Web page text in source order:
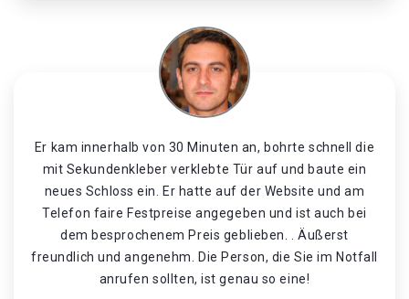
Er kam innerhalb von 30 Minuten an, bohrte schnell die
mit Sekundenkleber verklebte Tür auf und baute ein
neues Schloss ein. Er hatte auf der Website und am
Telefon faire Festpreise angegeben und ist auch bei
dem besprochenem Preis geblieben. . Äußerst
freundlich und angenehm. Die Person, die Sie im Notfall
anrufen sollten, ist genau so eine!